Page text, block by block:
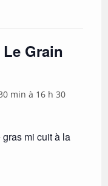
Grain
min à 16 h 30
mi cuit à la